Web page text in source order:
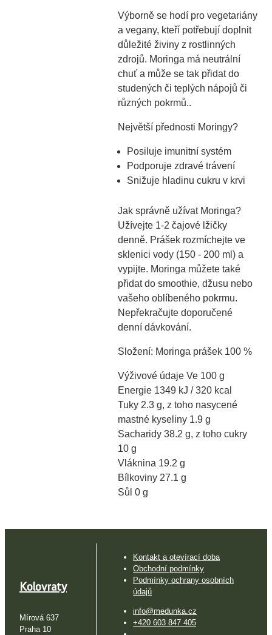
Výborně se hodí pro vegetariány
a vegany, kteří potřebují doplnit
důležité živiny z rostlinných
zdrojů. Moringa má neutrální
chuť a může se tak přidat do
studených či teplých nápojů či
různých pokrmů..
Největší přednosti Moringy?
Posiluje imunitní systém
Podporuje zdravé trávení
Snižuje hladinu cukru v krvi
Jak správně užívat Moringa?
Užívejte 1-2 čajové lžičky
denně. Prášek rozmíchejte ve
sklenici vody (150 - 200 ml) a
vypijte. Moringa můžete také
přidat do smoothie, džusu nebo
vašeho oblíbeného pokrmu.
Nepřekračujte doporučené
denní dávkování.
Složení: Moringa prášek 100 %
Výživové údaje Ve 100 g
Energie 1349 kJ / 320 kcal
Tuky 2.3 g, z toho nasycené
mastné kyseliny 1.9 g
Sacharidy 38.2 g, z toho cukry
10 g
Vláknina 19.2 g
Bílkoviny 27.1 g
Sůl 0 g
Kolovraty
Mírová 637
Praha 10
Kontakt a otevírací doba
Obchodní podmínky
Podmínky ochrany osobních
údajů
info@medunka.cz
+420 603 847 405